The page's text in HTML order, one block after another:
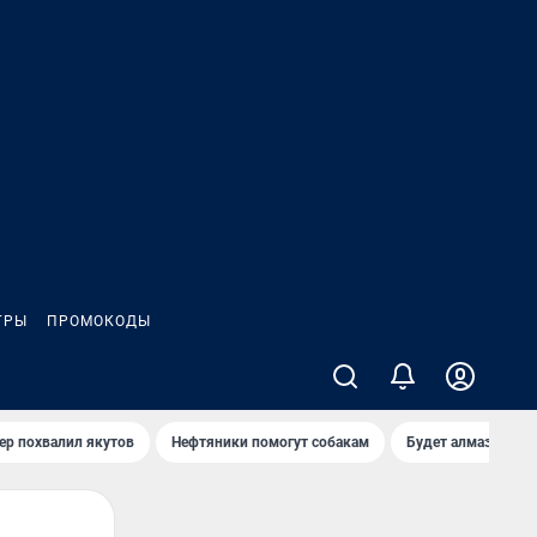
ПРОМОКОДЫ
похвалил якутов Нефтяники помогут собакам Будет алмазный